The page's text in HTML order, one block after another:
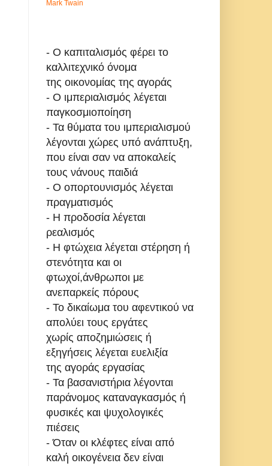
Mark Twain
- Ο καπιταλισμός φέρει το
καλλιτεχνικό όνομα
της οικονομίας της αγοράς
- Ο ιμπεριαλισμός λέγεται
παγκοσμιοποίηση
- Τα θύματα του ιμπεριαλισμού
λέγονται χώρες υπό ανάπτυξη,
που είναι σαν να αποκαλείς
τους νάνους παιδιά
- Ο οπορτουνισμός λέγεται
πραγματισμός
- Η προδοσία λέγεται
ρεαλισμός
- Η φτώχεια λέγεται στέρηση ή
στενότητα και οι
φτωχοί,άνθρωποι με
ανεπαρκείς πόρους
- Το δικαίωμα του αφεντικού να
απολύει τους εργάτες
χωρίς αποζημιώσεις ή
εξηγήσεις λέγεται ευελιξία
της αγοράς εργασίας
- Τα βασανιστήρια λέγονται
παράνομος καταναγκασμός ή
φυσικές και ψυχολογικές
πιέσεις
- Όταν οι κλέφτες είναι από
καλή οικογένεια δεν είναι